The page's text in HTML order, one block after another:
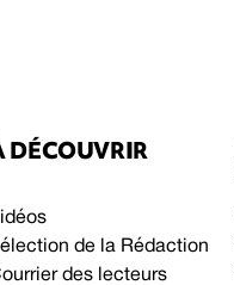
DÉCOUVRIR
de la Rédaction
des lecteurs